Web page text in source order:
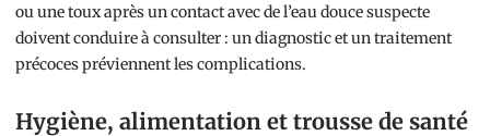
ou une toux après un contact avec de l’eau douce suspecte
doivent conduire à consulter : un diagnostic et un traitement
précoces préviennent les complications.
Hygiène, alimentation et trousse de santé